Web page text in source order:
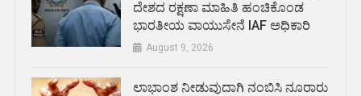
ದೇಶದ ರಕ್ಷಣಾ ಮಾಹಿತಿ ಹಂಚಿಕೊಂಡ
ಭಾರತೀಯ ವಾಯುಸೇನೆ IAF ಅಧಿಕಾರಿ
August 9, 2026
ಲಾಭಾಂಶ ನೀಡುವುದಾಗಿ ನಂಬಿಸಿ ನೂರಾರು